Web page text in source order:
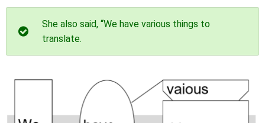
She also said, “We have various things to
translate.